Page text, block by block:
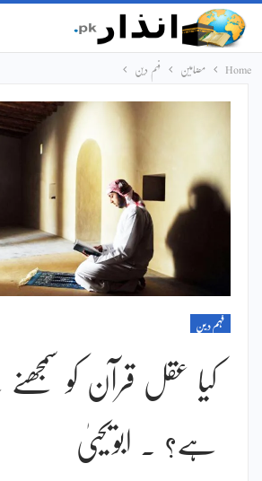
Home مضامین فہم دین
فہم دین
کیا عقل قرآن کو
ہے؟ ۔ ابویحییٰ